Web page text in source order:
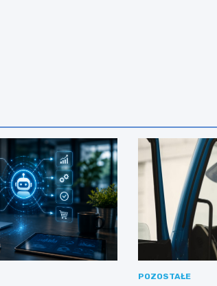
POZOSTAŁE